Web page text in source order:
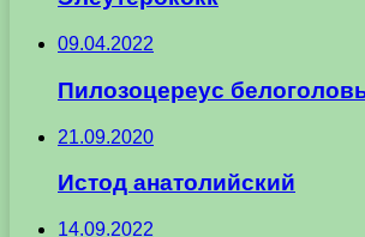
09.04.2022
Пилозоцереус
21.09.2020
Истод анатолийский
14.09.2022